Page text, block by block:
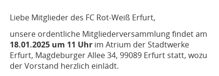
Liebe Mitglieder des FC Rot-Weiß Erfurt,
unsere ordentliche Mitgliederversammlung findet am
18.01.2025 um 11 Uhr im Atrium der Stadtwerke
Erfurt, Magdeburger Allee 34, 99089 Erfurt statt, wozu
der Vorstand herzlich einlädt.